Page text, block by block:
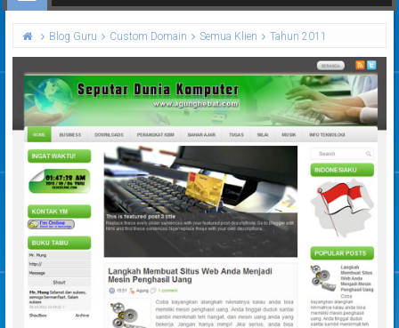
Blog Guru Custom Domain Semua Klien Tahun 2011